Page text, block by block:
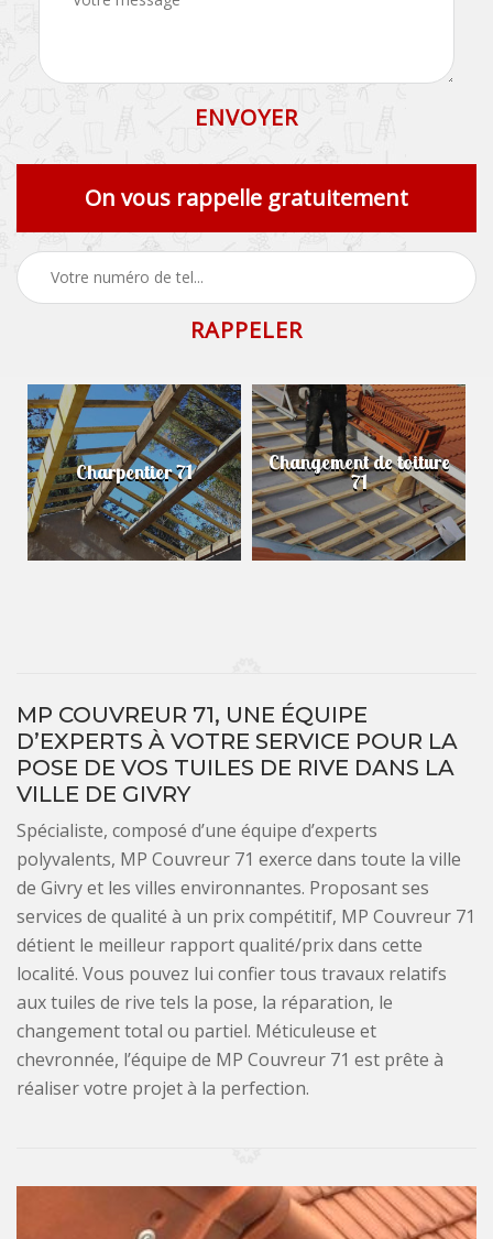
On vous rappelle gratuitement
Charpentier 71 Changement de toiture
71
MP COUVREUR 71, UNE ÉQUIPE
D’EXPERTS À VOTRE SERVICE POUR LA
POSE DE VOS TUILES DE RIVE DANS LA
VILLE DE GIVRY
Spécialiste, composé d’une équipe d’experts
polyvalents, MP Couvreur 71 exerce dans toute la ville
de Givry et les villes environnantes. Proposant ses
services de qualité à un prix compétitif, MP Couvreur 71
détient le meilleur rapport qualité/prix dans cette
localité. Vous pouvez lui confier tous travaux relatifs
aux tuiles de rive tels la pose, la réparation, le
changement total ou partiel. Méticuleuse et
chevronnée, l’équipe de MP Couvreur 71 est prête à
réaliser votre projet à la perfection.